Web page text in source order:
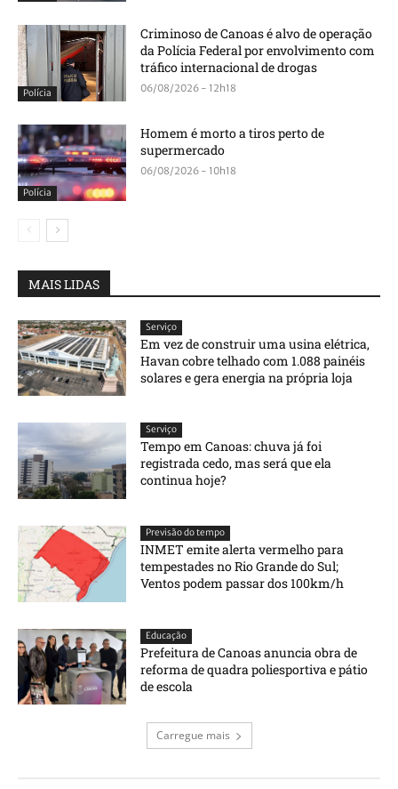
Polícia
Criminoso de Canoas é alvo de operação
da Polícia Federal por envolvimento com
tráfico internacional de drogas
06/08/2026 - 12h18
Polícia
Homem é morto a tiros perto de
supermercado
06/08/2026 - 10h18
MAIS LIDAS
Serviço
Em vez de construir uma usina elétrica,
Havan cobre telhado com 1.088 painéis
solares e gera energia na própria loja
Serviço
Tempo em Canoas: chuva já foi
registrada cedo, mas será que ela
continua hoje?
Previsão do tempo
INMET emite alerta vermelho para
tempestades no Rio Grande do Sul;
Ventos podem passar dos 100km/h
Educação
Prefeitura de Canoas anuncia obra de
reforma de quadra poliesportiva e pátio
de escola
Carregue mais